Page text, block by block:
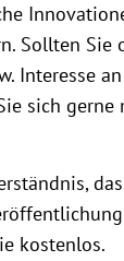
Sollten Sie
Interesse
sich
kostenlos.